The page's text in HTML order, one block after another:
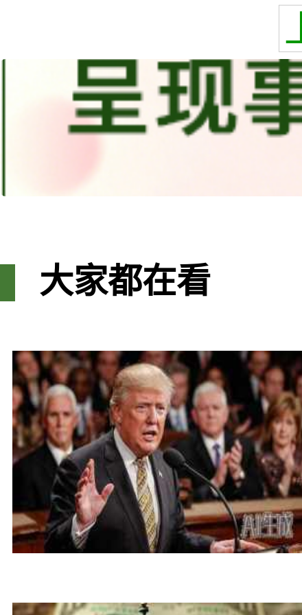
大家都在看